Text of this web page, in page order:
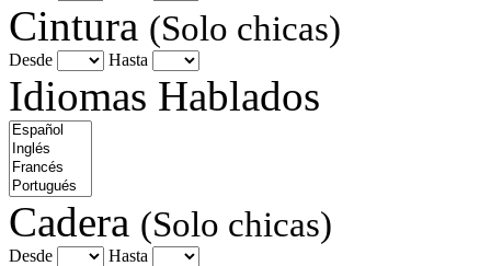
Cintura (Solo chicas)
Desde Hasta
Idiomas Hablados
Cadera (Solo chicas)
Desde Hasta